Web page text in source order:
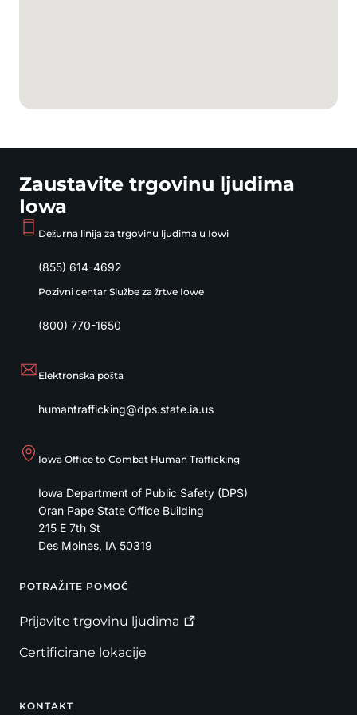
Zaustavite trgovinu ljudima
Iowa
Dežurna linija za trgovinu ljudima u Iowi
(855) 614-4692
Pozivni centar Službe za žrtve Iowe
(800) 770-1650
Elektronska pošta
humantrafficking@dps.state.ia.us
Iowa Office to Combat Human Trafficking
Iowa Department of Public Safety (DPS)
Oran Pape State Office Building
215 E 7th St
Des Moines, IA 50319
Footer
POTRAŽITE POMOĆ
Prijavite trgovinu ljudima
Certificirane lokacije
KONTAKT